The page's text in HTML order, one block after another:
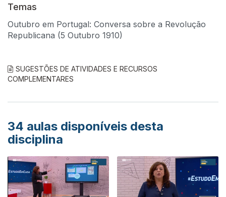
Temas
Outubro em Portugal: Conversa sobre a Revolução
Republicana (5 Outubro 1910)
SUGESTÕES DE ATIVIDADES E RECURSOS
COMPLEMENTARES
34 aulas disponíveis desta
disciplina